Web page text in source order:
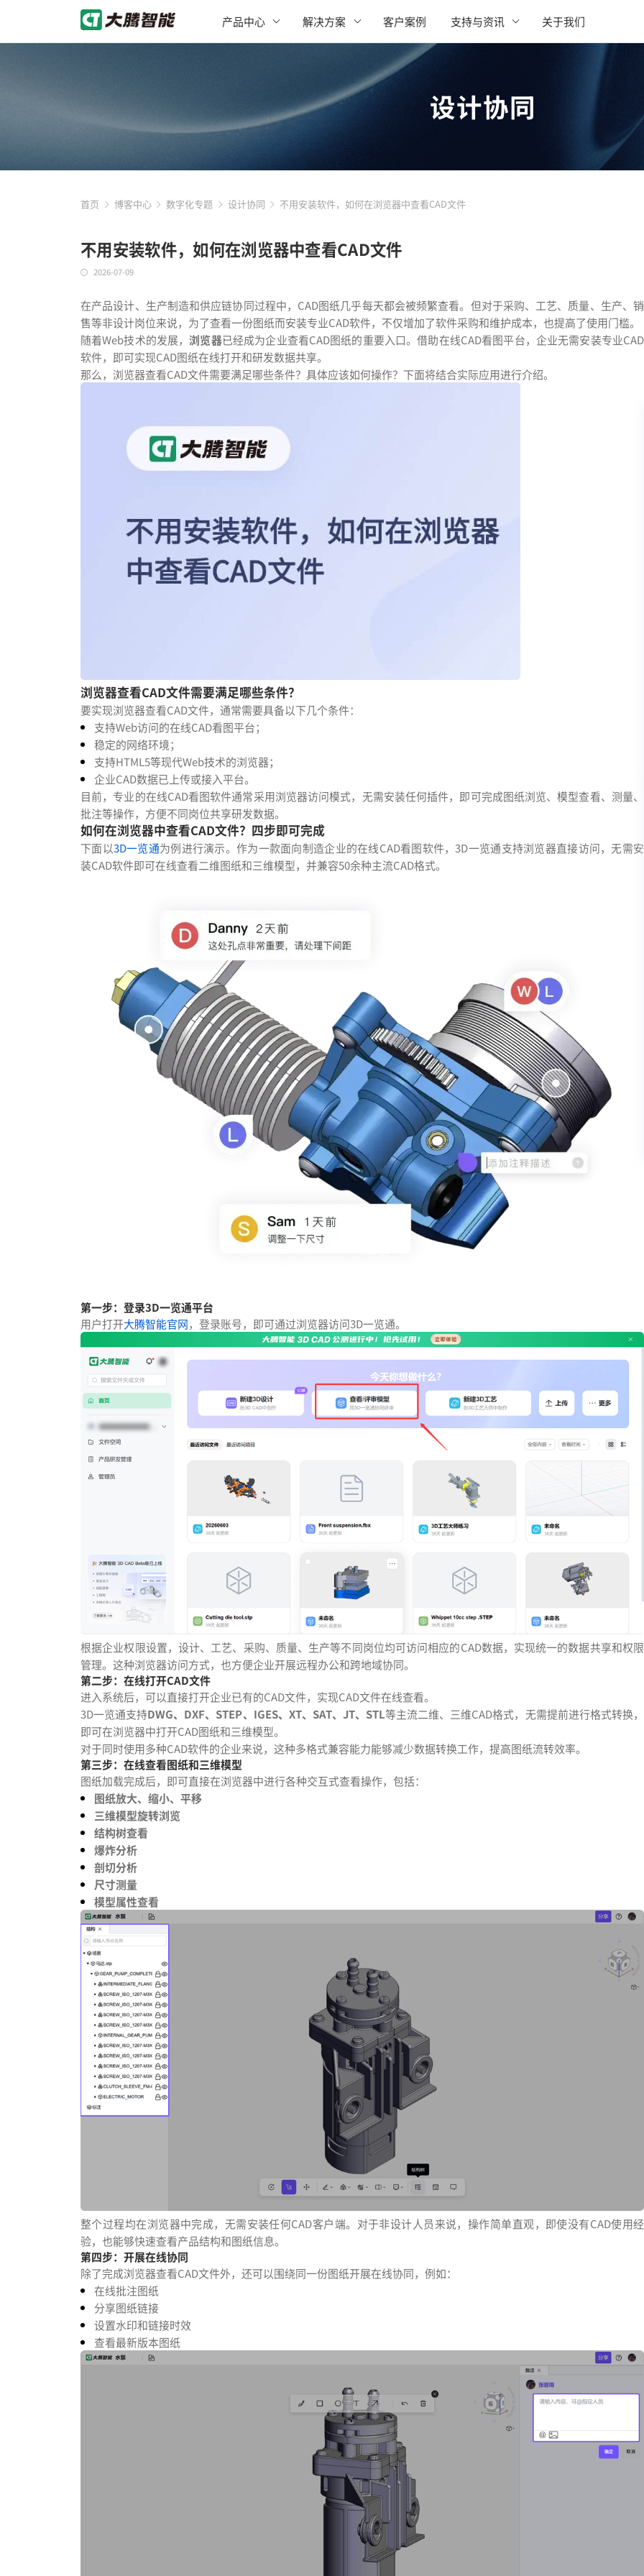
产品中心 解决方案 客户案例 支持与资讯 关于我们
设计协同
首页 博客中心 数字化专题 设计协同 不用安装软件，如何在浏览器中查看CAD文件
不用安装软件，如何在浏览器中查看CAD文件
2026-07-09
在产品设计、生产制造和供应链协同过程中，CAD图纸几乎每天都会被频繁查看。但对于采购、工艺、质量、生产、销
售等非设计岗位来说，为了查看一份图纸而安装专业CAD软件，不仅增加了软件采购和维护成本，也提高了使用门槛。
随着Web技术的发展，浏览器已经成为企业查看CAD图纸的重要入口。借助在线CAD看图平台，企业无需安装专业CAD
软件，即可实现CAD图纸在线打开和研发数据共享。
那么，浏览器查看CAD文件需要满足哪些条件？具体应该如何操作？下面将结合实际应用进行介绍。
浏览器查看CAD文件需要满足哪些条件？
要实现浏览器查看CAD文件，通常需要具备以下几个条件：
支持Web访问的在线CAD看图平台；
稳定的网络环境；
支持HTML5等现代Web技术的浏览器；
企业CAD数据已上传或接入平台。
目前，专业的在线CAD看图软件通常采用浏览器访问模式，无需安装任何插件，即可完成图纸浏览、模型查看、测量、
批注等操作，方便不同岗位共享研发数据。
如何在浏览器中查看CAD文件？四步即可完成
下面以3D一览通为例进行演示。作为一款面向制造企业的在线CAD看图软件，3D一览通支持浏览器直接访问，无需安
装CAD软件即可在线查看二维图纸和三维模型，并兼容50余种主流CAD格式。
第一步：登录3D一览通平台
用户打开大腾智能官网，登录账号，即可通过浏览器访问3D一览通。
根据企业权限设置，设计、工艺、采购、质量、生产等不同岗位均可访问相应的CAD数据，实现统一的数据共享和权限
管理。这种浏览器访问方式，也方便企业开展远程办公和跨地域协同。
第二步：在线打开CAD文件
进入系统后，可以直接打开企业已有的CAD文件，实现CAD文件在线查看。
3D一览通支持DWG、DXF、STEP、IGES、XT、SAT、JT、STL等主流二维、三维CAD格式，无需提前进行格式转换，
即可在浏览器中打开CAD图纸和三维模型。
对于同时使用多种CAD软件的企业来说，这种多格式兼容能力能够减少数据转换工作，提高图纸流转效率。
第三步：在线查看图纸和三维模型
图纸加载完成后，即可直接在浏览器中进行各种交互式查看操作，包括：
图纸放大、缩小、平移
三维模型旋转浏览
结构树查看
爆炸分析
剖切分析
尺寸测量
模型属性查看
整个过程均在浏览器中完成，无需安装任何CAD客户端。对于非设计人员来说，操作简单直观，即使没有CAD使用经
验，也能够快速查看产品结构和图纸信息。
第四步：开展在线协同
除了完成浏览器查看CAD文件外，还可以围绕同一份图纸开展在线协同，例如：
在线批注图纸
分享图纸链接
设置水印和链接时效
查看最新版本图纸